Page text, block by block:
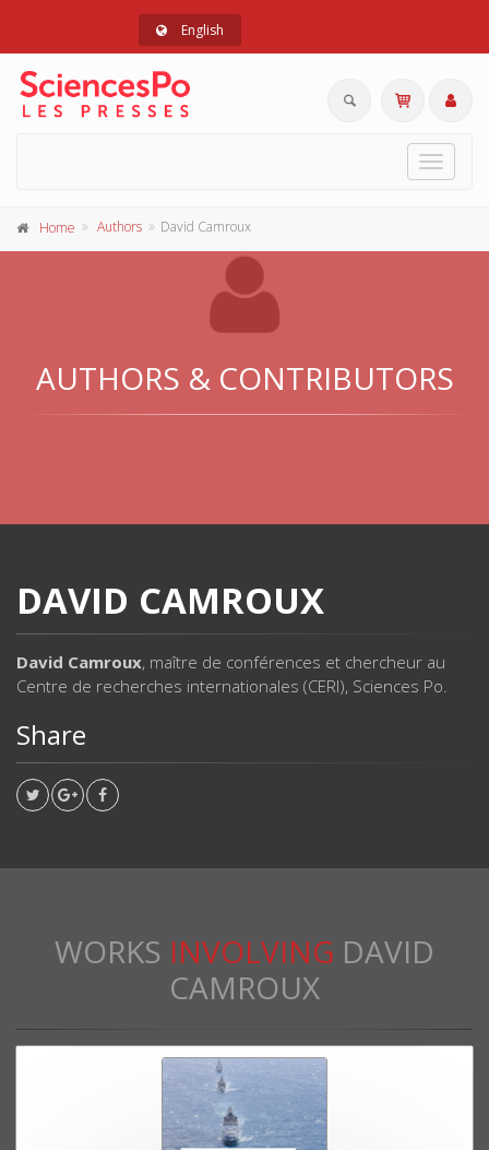
English
Toggle
Home Authors David Camroux
AUTHORS & CONTRIBUTORS
DAVID CAMROUX
David Camroux, maître de conférences et chercheur au
Centre de recherches internationales (CERI), Sciences Po.
Share
WORKS INVOLVING DAVID
CAMROUX